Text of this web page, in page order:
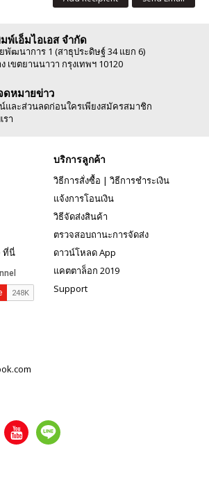
พ์เอ็มไอเอส จำกัด
พัฒนาการ 1 (สาธุประดิษฐ์ 34 แยก 6)
เขตยานนาวา กรุงเทพฯ 10120
ดหมายข่าว
และส่วนลดก่อนใครเพียงสมัครสมาชิก
รา
ที่นี่
บริการลูกค้า
วิธีการสั่งซื้อ | วิธีการชำระเงิน
แจ้งการโอนเงิน
วิธีจัดส่งสินค้า
ตรวจสอบถานะการจัดส่ง
ดาวน์โหลด App
แคตตาล็อก 2019
Support